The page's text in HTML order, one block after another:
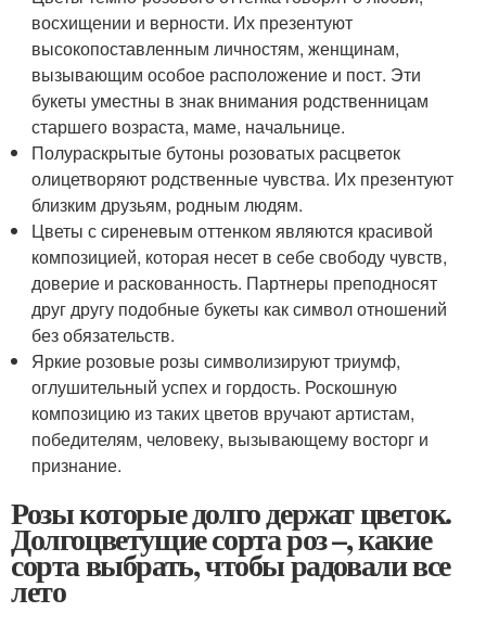
восхищении и верности. Их презентуют
высокопоставленным личностям, женщинам,
вызывающим особое расположение и пост. Эти
букеты уместны в знак внимания родственницам
старшего возраста, маме, начальнице.
Полураскрытые бутоны розоватых расцветок
олицетворяют родственные чувства. Их презентуют
близким друзьям, родным людям.
Цветы с сиреневым оттенком являются красивой
композицией, которая несет в себе свободу чувств,
доверие и раскованность. Партнеры преподносят
друг другу подобные букеты как символ отношений
без обязательств.
Яркие розовые розы символизируют триумф,
оглушительный успех и гордость. Роскошную
композицию из таких цветов вручают артистам,
победителям, человеку, вызывающему восторг и
признание.
Розы которые долго держат цветок.
Долгоцветущие сорта роз –, какие
сорта выбрать, чтобы радовали все
лето